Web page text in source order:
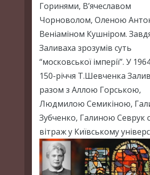
Горинями, В’ячеславом
Чорноволом, Оленою
Веніаміном Кушніром.
Заливаха зрозумів суть
“московської імперії”. У
150-річчя Т.Шевченка
разом з Аллою Горською,
Людмилою Семикіною,
Зубченко, Галиною Севрук
вітраж у Київському